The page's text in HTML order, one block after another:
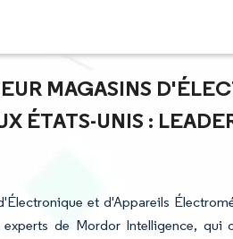
MAGASINS
ÉTATS-UNIS :
et d'Appareils
de Mordor Intelligence,